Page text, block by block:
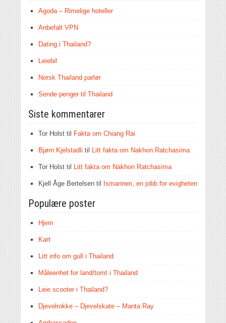
Agoda – Rimelige hoteller
Anbefalt VPN
Dating i Thailand?
Leiebil
Norsk Thailand parlør
Sende penger til Thailand
Siste kommentarer
Tor Holst til Fakta om Chiang Rai
Bjørn Kjelstadli til Litt fakta om Nakhon Ratchasima
Tor Holst til Litt fakta om Nakhon Ratchasima
Kjell Åge Bertelsen til Ismannen, en jobb for evigheten
Populære poster
Hjem
Kart
Litt info om gull i Thailand
Måleenhet for land/tomt i Thailand
Leie scooter i Thailand?
Djevelrokke – Djevelskate – Manta Ray